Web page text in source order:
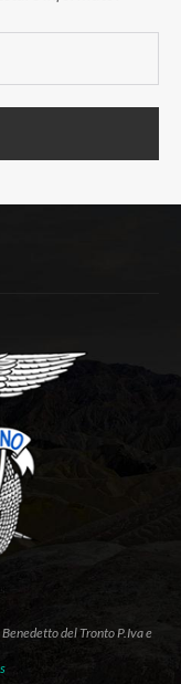
del Tronto P.Iva e